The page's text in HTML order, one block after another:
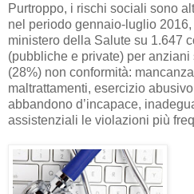
Purtroppo, i rischi sociali sono
nel periodo gennaio-luglio 2016,
ministero della Salute su 1.647
(pubbliche e private) per
(28%) non conformità:
maltrattamenti, esercizio
abbandono d’incapace,
assistenziali le violazioni più